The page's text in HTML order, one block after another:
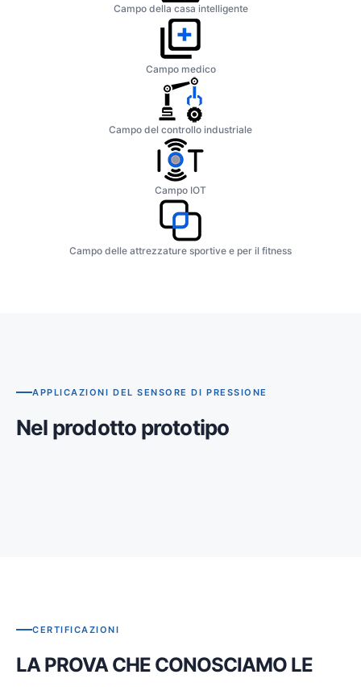
Campo della casa intelligente
Campo medico
Campo del controllo industriale
Campo IOT
Campo delle attrezzature sportive e per il fitness
APPLICAZIONI DEL SENSORE DI PRESSIONE
Nel prodotto prototipo
Dispositivi medici
Ventilatori, misuratori di pressione sanguigna
CERTIFICAZIONI
LA PROVA CHE CONOSCIAMO LE